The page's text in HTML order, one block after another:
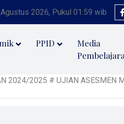
2026, Pukul 01:59 wib
PPID
Media
# UJIAN ASESMEN